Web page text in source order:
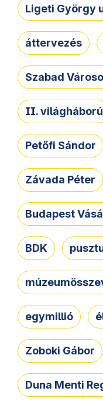
Ligeti György
áttervezés
Szabad
II. világháború
Petőfi Sándor
Závada Péter
Budapest
BDK
egymillió
Zoboki Gábor
Duna Menti